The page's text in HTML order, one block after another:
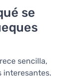
se
sencilla,
interesantes.